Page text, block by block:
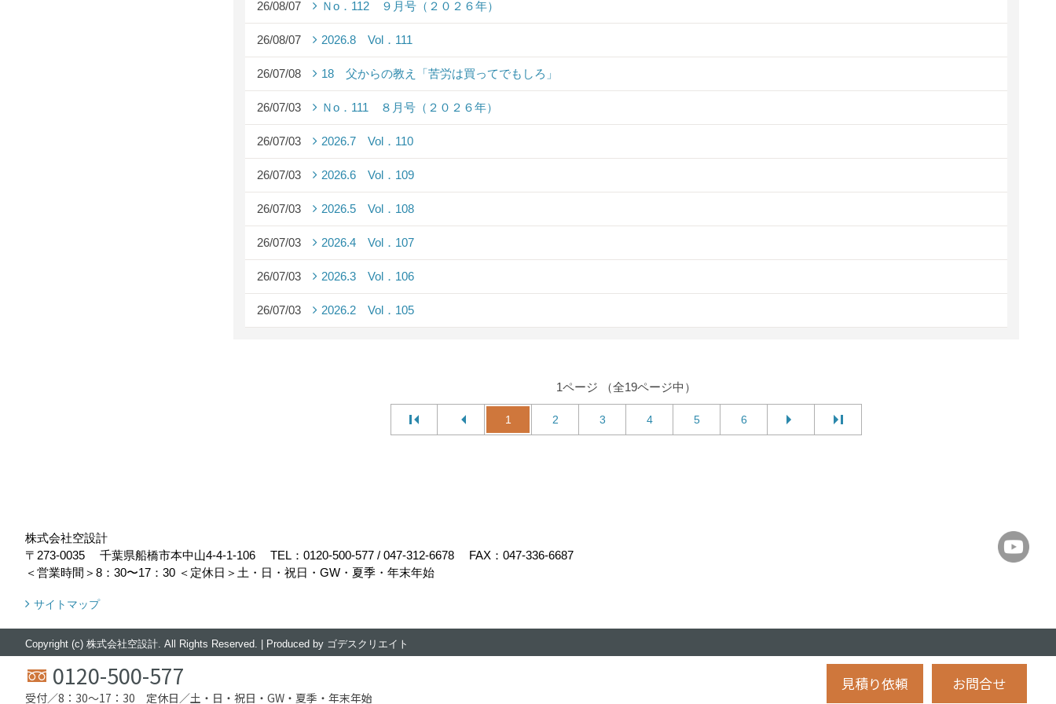
26/08/07 Ｎo．112 ９月号（２０２６年）
26/08/07 2026.8 Vol．111
26/07/08 18 父からの教え「苦労は買ってでもしろ」
26/07/03 Ｎo．111 ８月号（２０２６年）
26/07/03 2026.7 Vol．110
26/07/03 2026.6 Vol．109
26/07/03 2026.5 Vol．108
26/07/03 2026.4 Vol．107
26/07/03 2026.3 Vol．106
26/07/03 2026.2 Vol．105
1ページ （全19ページ中）
1 2 3 4 5 6
株式会社空設計
〒273-0035
千葉県船橋市本中山4-4-1-106 TEL： 0120-500-577 / 047-312-6678
FAX：047-336-6687
＜営業時間＞8：30〜17：30 ＜定休日＞土・日・祝日・GW・夏季・年末年始
サイトマップ
Copyright (c) 株式会社空設計. All Rights Reserved. Produced by ゴデスクリエイト
0120-500-577
受付／8：30〜17：30 定休日／土・日・祝日・GW・夏季・年末年始
見積り依頼 お問合せ